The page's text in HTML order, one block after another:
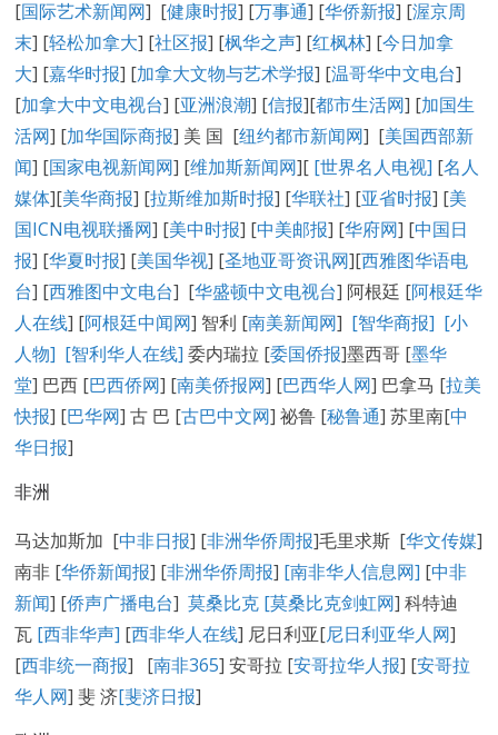
[国际艺术新闻网] [健康时报] [万事通] [华侨新报] [渥京周
末] [轻松加拿大] [社区报] [枫华之声] [红枫林] [今日加拿
大] [嘉华时报] [加拿大文物与艺术学报] [温哥华中文电台]
[加拿大中文电视台] [亚洲浪潮] [信报][都市生活网] [加国生
活网] [加华国际商报] 美 国 [纽约都市新闻网] [美国西部新
闻] [国家电视新闻网] [维加斯新闻网][ [世界名人电视] [名人
媒体][美华商报] [拉斯维加斯时报] [华联社] [亚省时报] [美
国ICN电视联播网] [美中时报] [中美邮报] [华府网] [中国日
报] [华夏时报] [美国华视] [圣地亚哥资讯网][西雅图华语电
台] [西雅图中文电台] [华盛顿中文电视台] 阿根廷 [阿根廷华
人在线] [阿根廷中闻网] 智利 [南美新闻网] [智华商报] [小
人物] [智利华人在线] 委内瑞拉 [委国侨报]墨西哥 [墨华
堂] 巴西 [巴西侨网] [南美侨报网] [巴西华人网] 巴拿马 [拉美
快报] [巴华网] 古 巴 [古巴中文网] 祕鲁 [秘鲁通] 苏里南[中
华日报]
非洲
马达加斯加 [中非日报] [非洲华侨周报]毛里求斯 [华文传媒]
南非 [华侨新闻报] [非洲华侨周报] [南非华人信息网] [中非
新闻] [侨声广播电台]莫桑比克 [莫桑比克剑虹网] 科特迪
瓦 [西非华声] [西非华人在线] 尼日利亚[尼日利亚华人网]
[西非统一商报] [南非365] 安哥拉 [安哥拉华人报] [安哥拉
华人网] 斐 济[斐济日报]